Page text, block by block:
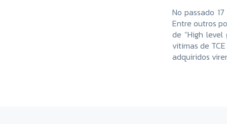
No passado
Entre outros
de “High
vitimas de
adquiridos